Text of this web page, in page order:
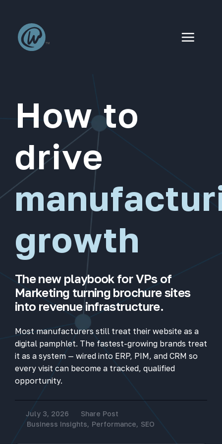
content
How to
drive
growth
The new playbook for VPs of
Marketing turning brochure sites
into revenue infrastructure.
Most manufacturers still treat their website as a
digital pamphlet. The fastest-growing brands treat
it as a system — wired into ERP, PIM, and CRM so
every visit can become a tracked, qualified
opportunity.
July 3, 2026
Share Post
Business Insights, Performance, SEO